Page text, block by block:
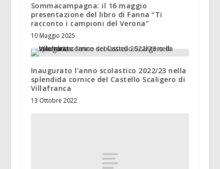
Sommacampagna: il 16 maggio
presentazione del libro di Fanna “Ti
racconto i campioni del Verona”
10 Maggio 2025
Inaugurato l’anno scolastico 2022/23 nella
splendida cornice del Castello Scaligero di
Villafranca
13 Ottobre 2022